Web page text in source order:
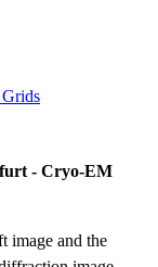
- Cryo-EM
image and the